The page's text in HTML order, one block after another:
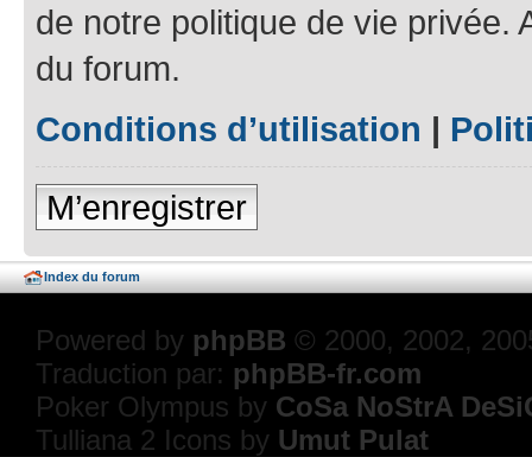
de notre politique de vie privée.
du forum.
Conditions d’utilisation |
M’enregistrer
Index du forum
Powered by phpBB © 2000, 2002,
Traduction par: phpBB-fr.com
Poker Olympus by CoSa NoStrA
Tulliana 2 Icons by Umut Pulat